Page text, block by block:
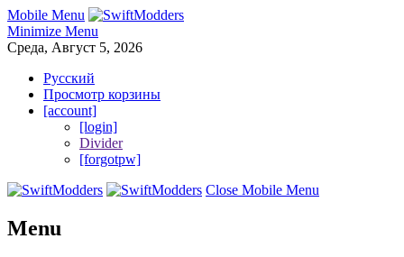
Mobile Menu
Minimize Menu
Среда, Август 5, 2026
Русский
Просмотр корзины
[account]
[login]
Divider
[forgotpw]
Close Mobile Menu
Menu